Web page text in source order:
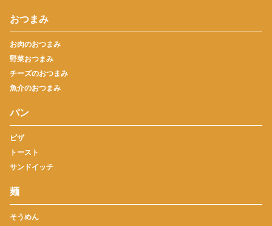
おつまみ
お肉のおつまみ
野菜おつまみ
チーズのおつまみ
魚介のおつまみ
パン
ピザ
トースト
サンドイッチ
麺
そうめん